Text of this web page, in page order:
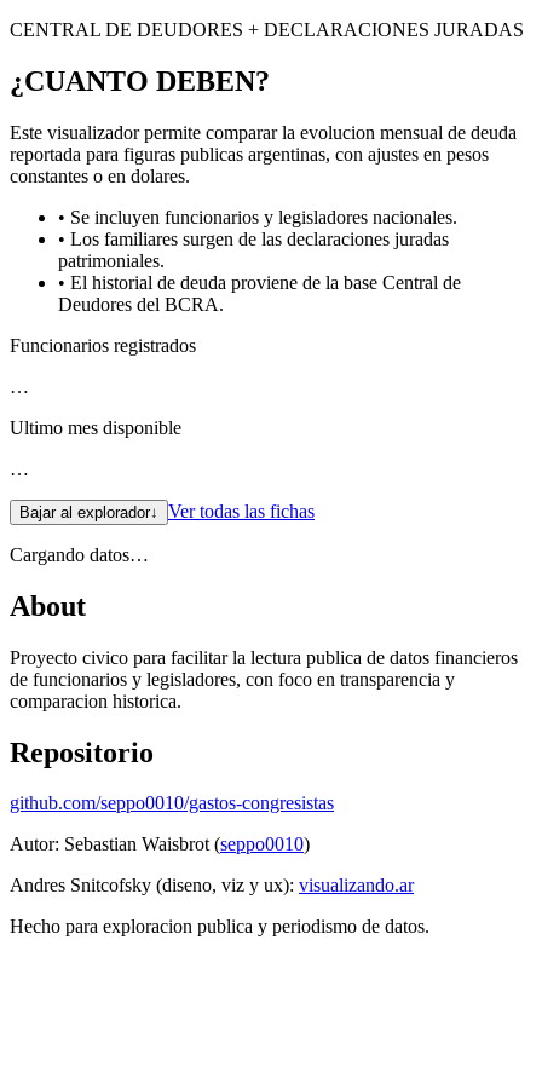
CENTRAL DE DEUDORES + DECLARACIONES JURADAS
¿CUANTO DEBEN?
Este visualizador permite comparar la evolucion mensual de deuda
reportada para figuras publicas argentinas, con ajustes en pesos
constantes o en dolares.
• Se incluyen funcionarios y legisladores nacionales.
• Los familiares surgen de las declaraciones juradas
patrimoniales.
• El historial de deuda proviene de la base Central de
Deudores del BCRA.
Funcionarios registrados
…
Ultimo mes disponible
…
Bajar al explorador↓ Ver todas las fichas
Cargando datos…
About
Proyecto civico para facilitar la lectura publica de datos financieros
de funcionarios y legisladores, con foco en transparencia y
comparacion historica.
Repositorio
github.com/seppo0010/gastos-congresistas
Autor: Sebastian Waisbrot (seppo0010)
Andres Snitcofsky (diseno, viz y ux): visualizando.ar
Hecho para exploracion publica y periodismo de datos.